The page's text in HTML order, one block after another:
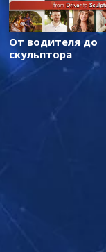
От водителя до
скульптора